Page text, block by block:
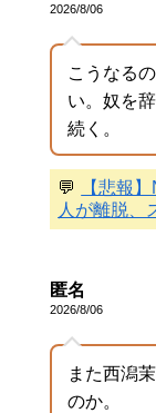
2026/8/06
こうなる
い。奴を
続く。
💬
【悲報
人が離脱、
匿名
2026/8/06
また西潟
のか。